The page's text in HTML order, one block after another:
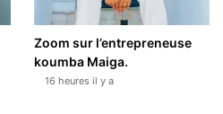
Zoom sur l’entrepreneuse
koumba Maiga.
16 heures il y a